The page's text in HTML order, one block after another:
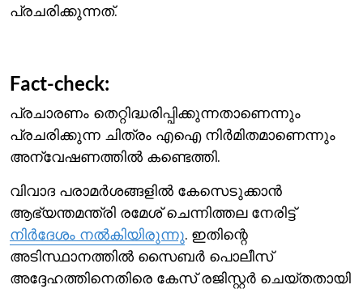
പ്രചരിക്കുന്നത്.
Fact-check:
പ്രചാരണം തെറ്റിദ്ധരിപ്പിക്കുന്നതാണെന്നും
പ്രചരിക്കുന്ന ചിത്രം എഐ നിര്‍മിതമാണെന്നും
അന്വേഷണത്തില്‍ കണ്ടെത്തി.
വിവാദ പരാമര്‍ശങ്ങളില്‍ കേസെടുക്കാന്‍
ആഭ്യന്തമന്ത്രി രമേശ് ചെന്നിത്തല നേരിട്ട്
നിര്‍ദേശം നല്‍കിയിരുന്നു. ഇതിന്റെ
അടിസ്ഥാനത്തില്‍ സൈബര്‍ പൊലീസ്
അദ്ദേഹത്തിനെതിരെ കേസ് രജിസ്റ്റര്‍ ചെയ്തതായി